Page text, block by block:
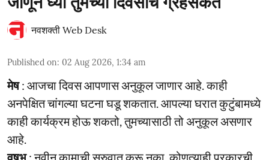
नवशक्ती Web Desk
Published on: 02 Aug 2026, 1:34 am
मेष: आजचा दिवस आपणास अनुकूल जाणार आहे. काही
अनपेक्षित चांगल्या घटना घडू शकतात. आपल्या घरात कुटुंबामध्ये
काही कार्यक्रम होऊ शकतो, तुमच्यासाठी तो अनुकूल असणार
आहे.
वृषभ: नवीन कामाची सुरुवात करू नका. कोणत्याही प्रकारची